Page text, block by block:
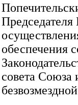
обеспечения
совета Союза